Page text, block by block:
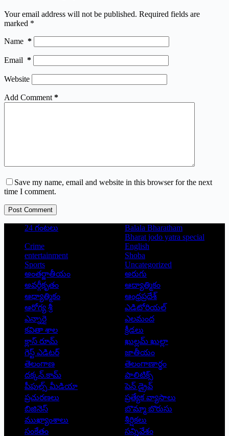
Your email address will not be published. Required fields are
marked *
Name *
Email *
Website
Add Comment *
Save my name, email and website in this browser for the next
time I comment.
Post Comment
24 గంటలు
Balala Bharatham
Bharat jodo yatra special
Crime
English
entertainment
Shoba
Sports
Uncategorized
అంతర్జాతీయం
అరుగు
అవర్గీకృతం
ఆద్యాత్మికం
ఆధ్యాత్మికం
ఆంధ్రప్రదేశ్
ఆరోగ్య శ్రీ
ఎడిటోరియల్
ఎన్నారై
ఎలమంద
కవితా శాల
క్రీడలు
క్లాస్ రూమ్
ఖుల్లమ్ ఖుల్లా
గెస్ట్ ఎడిటర్
జాతీయం
తెలంగాణ
తెలంగాణార్థం
దక్కన్.కామ్
పాలిటిక్స్
పీపుల్స్ ‌మీడియా
పెన్ డ్రైవ్
ప్రచురణలు
ప్రత్యేక వ్యాసాలు
బిజినెస్
బొమ్మా బొరుసు
ముఖ్యాంశాలు
శీర్షికలు
సంకేతం
సన్నివేశం